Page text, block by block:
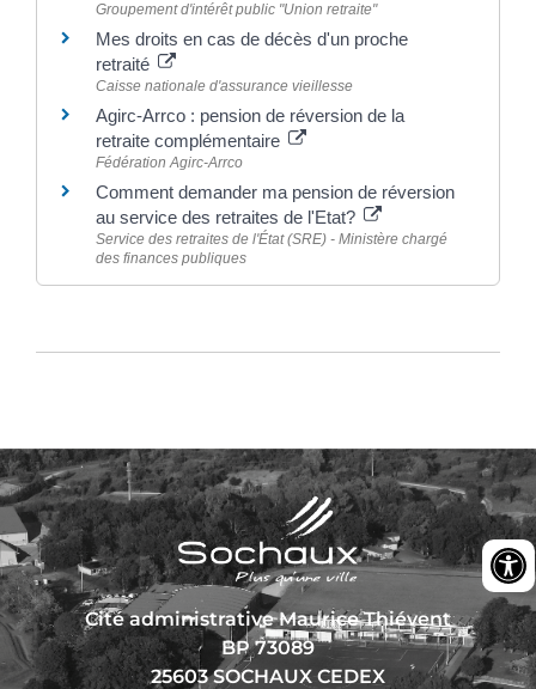
Groupement d'intérêt public "Union retraite"
Mes droits en cas de décès d'un proche
retraité
Caisse nationale d'assurance vieillesse
Agirc-Arrco : pension de réversion de la
retraite complémentaire
Fédération Agirc-Arrco
Comment demander ma pension de réversion
au service des retraites de l'Etat?
Service des retraites de l'État (SRE) - Ministère chargé
des finances publiques
Cité administrative Maurice Thiévent
BP 73089
25603 SOCHAUX CEDEX